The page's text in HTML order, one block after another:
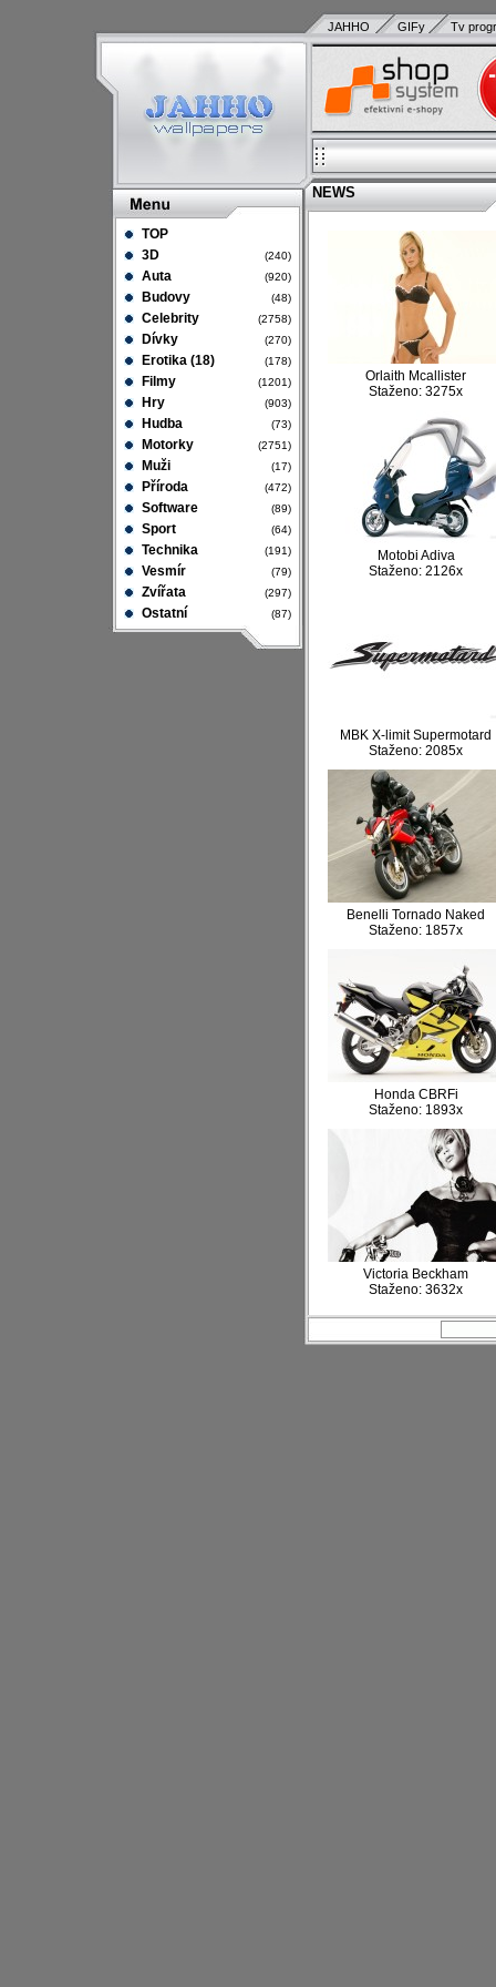
TOP
3D
(240)
Auta (920)
Budovy (48)
Celebrity (2758)
Dívky (270)
Erotika (18) (178)
Filmy (1201)
Hry (903)
Hudba (73)
Motorky (2751)
Muži (17)
Příroda (472)
Software (89)
Sport (64)
Technika (191)
Vesmír (79)
Zvířata (297)
Ostatní (87)
JAHHO GIFy Tv
NEWS
Orlaith Mcallister
Staženo: 3275x
Motobi Adiva
Staženo: 2126x
MBK X-limit Supermotard
Staženo: 2085x
Benelli Tornado Naked
Staženo: 1857x
Honda CBRFi
Staženo: 1893x
Victoria Beckham
Staženo: 3632x